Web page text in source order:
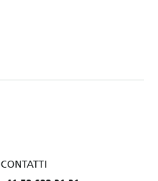
CONTATTI